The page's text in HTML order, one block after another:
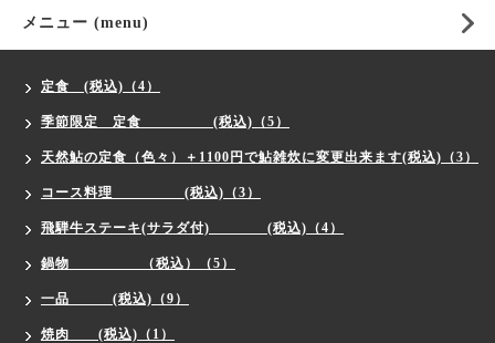
メニュー (menu)
定食 (税込)（4）
季節限定 定食 (税込)（5）
天然鮎の定食（色々）＋1100円で鮎雑炊に変更出来ます(税込)（3）
コース料理 (税込)（3）
飛騨牛ステーキ(サラダ付) (税込)（4）
鍋物 （税込）（5）
一品 (税込)（9）
焼肉 (税込)（1）